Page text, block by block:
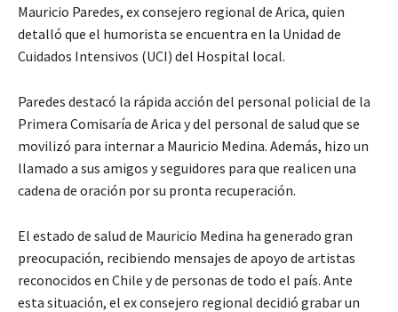
Mauricio Paredes, ex consejero regional de Arica, quien
detalló que el humorista se encuentra en la Unidad de
Cuidados Intensivos (UCI) del Hospital local.
Paredes destacó la rápida acción del personal policial de la
Primera Comisaría de Arica y del personal de salud que se
movilizó para internar a Mauricio Medina. Además, hizo un
llamado a sus amigos y seguidores para que realicen una
cadena de oración por su pronta recuperación.
El estado de salud de Mauricio Medina ha generado gran
preocupación, recibiendo mensajes de apoyo de artistas
reconocidos en Chile y de personas de todo el país. Ante
esta situación, el ex consejero regional decidió grabar un